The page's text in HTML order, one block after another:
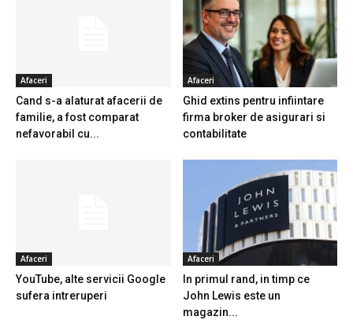
Afaceri
Cand s-a alaturat afacerii de
familie, a fost comparat
nefavorabil cu...
Afaceri
Ghid extins pentru infiintare
firma broker de asigurari si
contabilitate
Afaceri
YouTube, alte servicii Google
sufera intreruperi
Afaceri
In primul rand, in timp ce
John Lewis este un
magazin...